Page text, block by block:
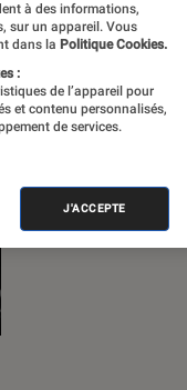
à des informations,
sur un appareil. Vous
dans la Politique Cookies.
:
de l’appareil pour
et contenu personnalisés,
de services.
J'ACCEPTE